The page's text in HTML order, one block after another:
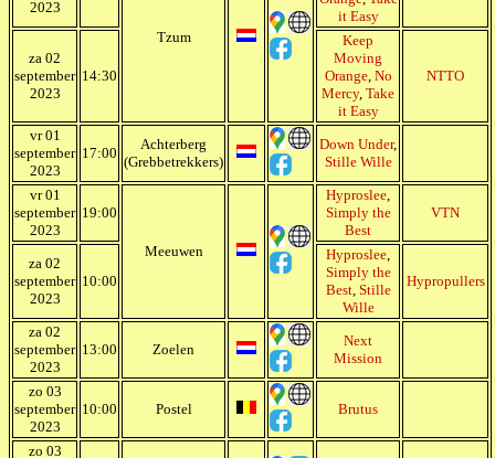
2023
Tzum
it Easy
za 02
september
2023
14:30
Keep
Moving
Orange, No
Mercy, Take
it Easy
NTTO
vr 01
september
2023
17:00
Achterberg
(Grebbetrekkers)
Down Under,
Stille Wille
vr 01
september
2023
19:00
Meeuwen
Hyproslee
Simply the
Best
VTN
za 02
september
2023
10:00
Hyproslee
Simply the
Best, Stille
Wille
Hypropullers
za 02
september
2023
13:00 Zoelen
Next
Mission
zo 03
september
2023
10:00 Postel Brutus
zo 03